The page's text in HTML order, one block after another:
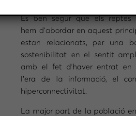
És ben segur que els reptes
hem d’abordar en aquest
estan relacionats, per una
sostenibilitat en el sentit
amb el fet d’haver entrat en
l’era de la informació, el
hiperconnectivitat.
La major part de la població